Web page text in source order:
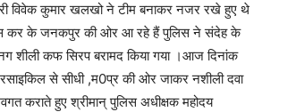
विवेक कुमार खलखो ने टीम बनाकर नजर रखे हुए थे
कर के जनकपुर की ओर आ रहे हैं पुलिस ने संदेह के
शीली कफ सिरप बरामद किया गया ।आज दिनांक
से सीधी ,म0प्र की ओर जाकर नशीली दवा
कराते हुए श्रीमान् पुलिस अधीक्षक महोदय